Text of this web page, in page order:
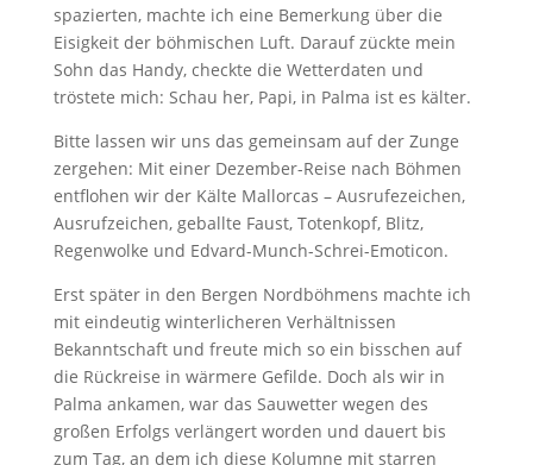
spazierten, machte ich eine Bemerkung über die
Eisigkeit der böhmischen Luft. Darauf zückte mein
Sohn das Handy, checkte die Wetterdaten und
tröstete mich: Schau her, Papi, in Palma ist es kälter.
Bitte lassen wir uns das gemeinsam auf der Zunge
zergehen: Mit einer Dezember-Reise nach Böhmen
entflohen wir der Kälte Mallorcas – Ausrufezeichen,
Ausrufzeichen, geballte Faust, Totenkopf, Blitz,
Regenwolke und Edvard-Munch-Schrei-Emoticon.
Erst später in den Bergen Nordböhmens machte ich
mit eindeutig winterlicheren Verhältnissen
Bekanntschaft und freute mich so ein bisschen auf
die Rückreise in wärmere Gefilde. Doch als wir in
Palma ankamen, war das Sauwetter wegen des
großen Erfolgs verlängert worden und dauert bis
zum Tag, an dem ich diese Kolumne mit starren